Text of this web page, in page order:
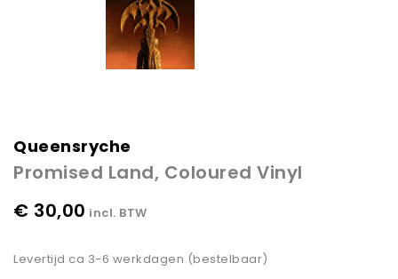
Queensryche
Promised Land, Coloured Vinyl
€ 30,00 incl. BTW
Levertijd ca 3-6 werkdagen (bestelbaar)